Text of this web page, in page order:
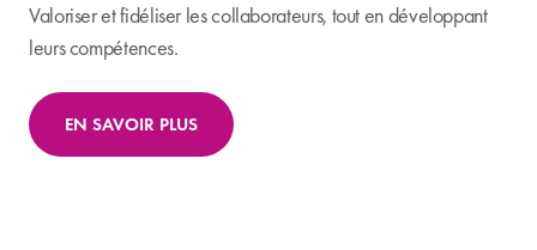
Valoriser et fidéliser les collaborateurs, tout en développant
leurs compétences.
EN SAVOIR PLUS